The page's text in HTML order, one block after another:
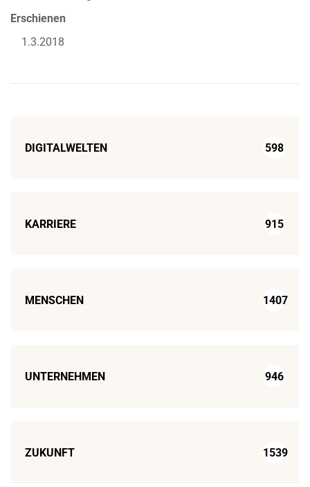
Erschienen
1.3.2018
DIGITALWELTEN 598
KARRIERE 915
MENSCHEN 1407
UNTERNEHMEN 946
ZUKUNFT 1539